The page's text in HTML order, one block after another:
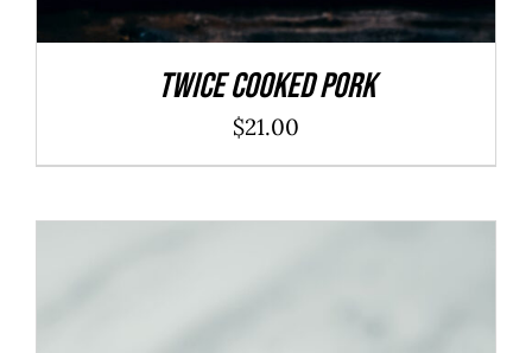
Twice Cooked Pork
$21.00